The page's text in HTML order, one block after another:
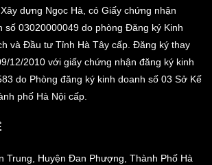
dựng Ngọc Hà, có Giấy chứng nhận
số 03020000049 do phòng Đăng ký Kinh
và Đầu tư Tỉnh Hà Tây cấp. Đăng ký thay
12/2010 với giấy chứng nhận đăng ký kinh
do Phòng đăng ký kinh doanh số 03 Sở Kế
phố Hà Nội cấp.
Trung, Huyện Đan Phượng, Thành Phố Hà